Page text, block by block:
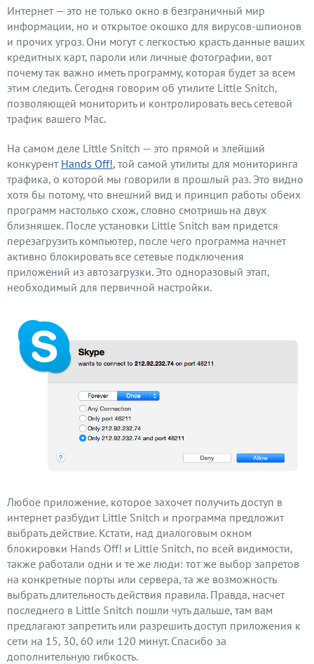
Интернет — это не только окно в безграничный мир
информации, но и открытое окошко для вирусов-шпионов
и прочих угроз. Они могут с легкостью красть данные ваших
кредитных карт, пароли или личные фотографии, вот
почему так важно иметь программу, которая будет за всем
этим следить. Сегодня говорим об утилите Little Snitch,
позволяющей мониторить и контролировать весь сетевой
трафик вашего Mac.
На самом деле Little Snitch — это прямой и злейший
конкурент Hands Off!, той самой утилиты для мониторинга
трафика, о которой мы говорили в прошлый раз. Это видно
хотя бы потому, что внешний вид и принцип работы обеих
программ настолько схож, словно смотришь на двух
близняшек. После установки Little Snitch вам придется
перезагрузить компьютер, после чего программа начнет
активно блокировать все сетевые подключения
приложений из автозагрузки. Это одноразовый этап,
необходимый для первичной настройки.
Любое приложение, которое захочет получить доступ в
интернет разбудит Little Snitch и программа предложит
выбрать действие. Кстати, над диалоговым окном
блокировки Hands Off! и Little Snitch, по всей видимости,
также работали одни и те же люди: тот же выбор запретов
на конкретные порты или сервера, та же возможность
выбрать длительность действия правила. Правда, насчет
последнего в Little Snitch пошли чуть дальше, там вам
предлагают запретить или разрешить доступ приложения к
сети на 15, 30, 60 или 120 минут. Спасибо за
дополнительную гибкость.